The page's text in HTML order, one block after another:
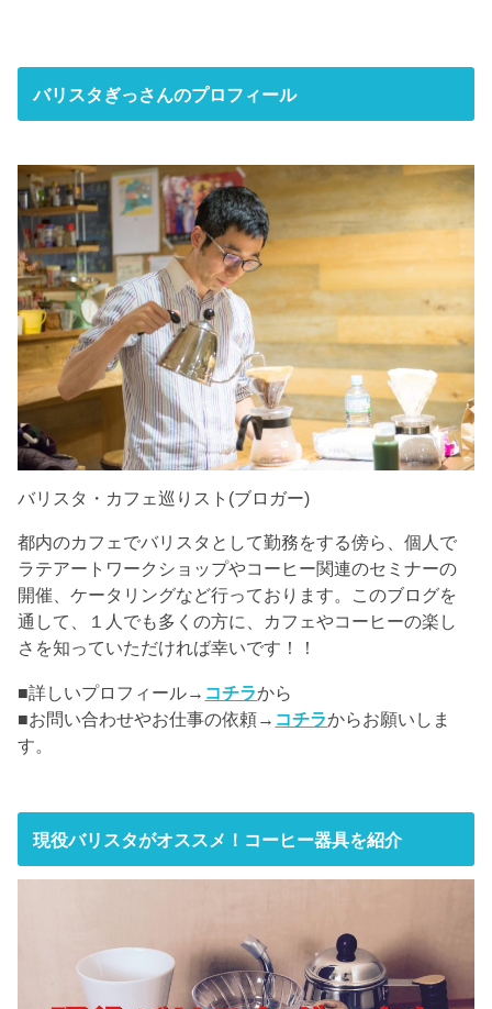
バリスタぎっさんのプロフィール
バリスタ・カフェ巡りスト(ブロガー)
都内のカフェでバリスタとして勤務をする傍ら、個人で
ラテアートワークショップやコーヒー関連のセミナーの
開催、ケータリングなど行っております。このブログを
通して、１人でも多くの方に、カフェやコーヒーの楽し
さを知っていただければ幸いです！！
■詳しいプロフィール→ コチラから
■お問い合わせやお仕事の依頼→ コチラからお願いしま
す。
現役バリスタがオススメ！コーヒー器具を紹介